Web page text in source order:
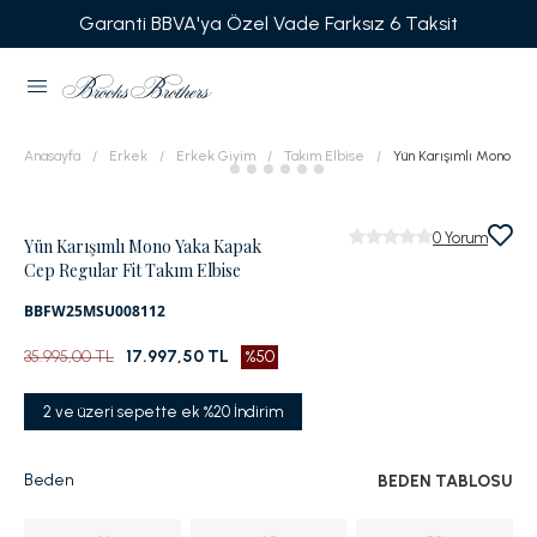
Garanti BBVA'ya Özel Vade Farksız 6 Taksit
Anasayfa Erkek Erkek Giyim Takım Elbise Yün Karışımlı Mono
Yün Karışımlı Mono Yaka Kapak
Cep Regular Fit Takım Elbise
BBFW25MSU008112
0 Yorum
35.995,00 TL 17.997,50 TL %50
2 ve üzeri sepette ek %20 İndirim
Beden BEDEN TABLOSU